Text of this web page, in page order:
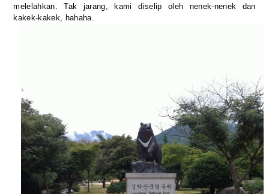
melelahkan. Tak jarang, kami diselip oleh nenek-nenek dan
kakek-kakek, hahaha.